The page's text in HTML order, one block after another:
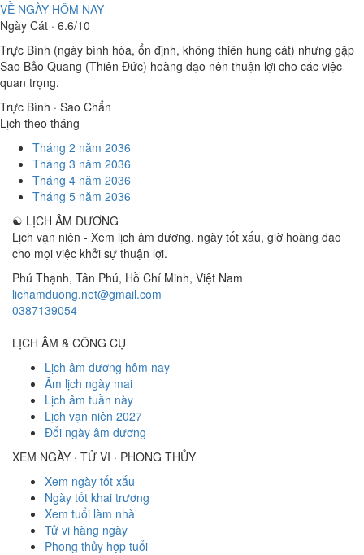
VỀ NGÀY HÔM NAY
Ngày Cát · 6.6/10
Trực Bình (ngày bình hòa, ổn định, không thiên hung cát) nhưng gặp
Sao Bảo Quang (Thiên Đức) hoàng đạo nên thuận lợi cho các việc
quan trọng.
Trực Bình · Sao Chẩn
Lịch theo tháng
Tháng 2 năm 2036
Tháng 3 năm 2036
Tháng 4 năm 2036
Tháng 5 năm 2036
☯ LỊCH ÂM DƯƠNG
Lịch vạn niên - Xem lịch âm dương, ngày tốt xấu, giờ hoàng đạo
cho mọi việc khởi sự thuận lợi.
Phú Thạnh, Tân Phú, Hồ Chí Minh, Việt Nam
lichamduong.net@gmail.com
0387139054
LỊCH ÂM & CÔNG CỤ
Lịch âm dương hôm nay
Âm lịch ngày mai
Lịch âm tuần này
Lịch vạn niên 2027
Đổi ngày âm dương
XEM NGÀY · TỬ VI · PHONG THỦY
Xem ngày tốt xấu
Ngày tốt khai trương
Xem tuổi làm nhà
Tử vi hàng ngày
Phong thủy hợp tuổi